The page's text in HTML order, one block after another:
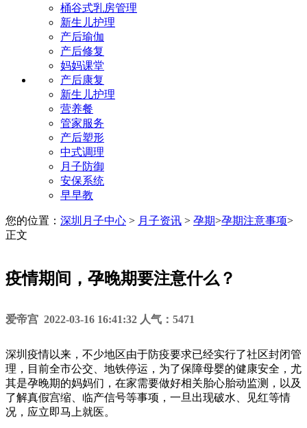
桶谷式乳房管理
新生儿护理
产后瑜伽
产后修复
妈妈课堂
产后康复
新生儿护理
营养餐
管家服务
产后塑形
中式调理
月子防御
安保系统
早早教
您的位置： 深圳月子中心 > 月子资讯 > 孕期>孕期注意事项>
正文
疫情期间，孕晚期要注意什么？
爱帝宫 2022-03-16 16:41:32 人气：5471
深圳疫情以来，不少地区由于防疫要求已经实行了社区封闭管
理，目前全市公交、地铁停运，为了保障母婴的健康安全，尤
其是孕晚期的妈妈们，在家需要做好相关胎心胎动监测，以及
了解真假宫缩、临产信号等事项，一旦出现破水、见红等情
况，应立即马上就医。